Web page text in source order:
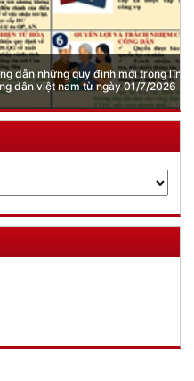
dẫn những quy định mới trong lĩnh
dân việt nam từ ngày 01/7/2026